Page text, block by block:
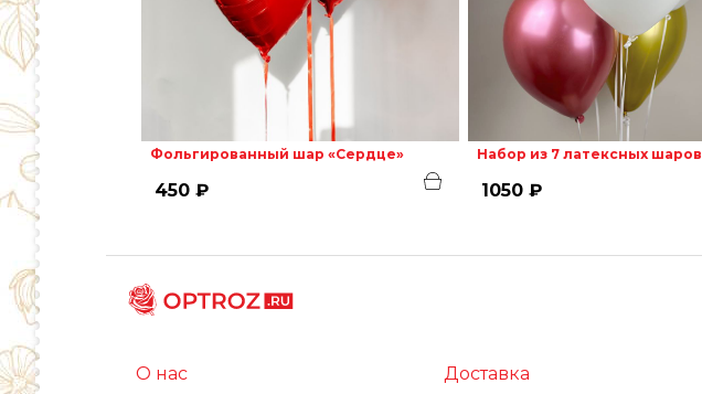
Фольгированный шар «Сердце»
450 ₽
Набор из 7 латексных шаров
1050 ₽
О нас
Доставка